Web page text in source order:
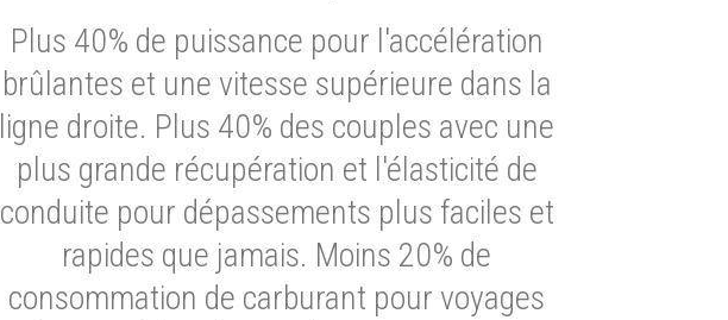
Plus 40% de puissance pour l'accélération
brûlantes et une vitesse supérieure dans la
ligne droite. Plus 40% des couples avec une
plus grande récupération et l'élasticité de
conduite pour dépassements plus faciles et
rapides que jamais. Moins 20% de
consommation de carburant pour voyages